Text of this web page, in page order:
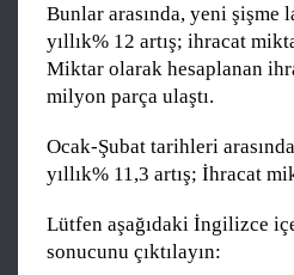
Bunlar arasında, yeni şişme
yıllık% 12 artış; ihracat
Miktar olarak hesaplanan
milyon parça ulaştı.
Ocak-Şubat tarihleri
yıllık% 11,3 artış; İhracat
Lütfen aşağıdaki İngilizce
sonucunu çıktılayın: